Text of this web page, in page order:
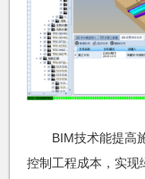
BIM技术能提高
控制工程成本，实现